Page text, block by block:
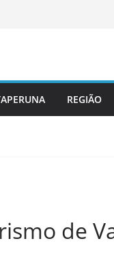
REGIÃO
de